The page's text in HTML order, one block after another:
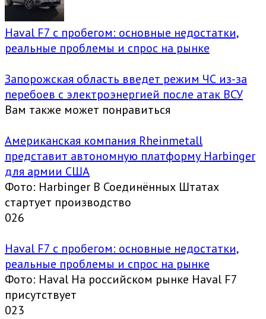
Haval F7 с пробегом: основные недостатки,
реальные проблемы и спрос на рынке
Запорожская область введет режим ЧС из-за
перебоев с электроэнергией после атак ВСУ
Вам также может понравиться
Американская компания Rheinmetall
представит автономную платформу Harbinger
для армии США
Фото: Harbinger В Соединённых Штатах
стартует производство
026
Haval F7 с пробегом: основные недостатки,
реальные проблемы и спрос на рынке
Фото: Haval На российском рынке Haval F7
присутствует
023